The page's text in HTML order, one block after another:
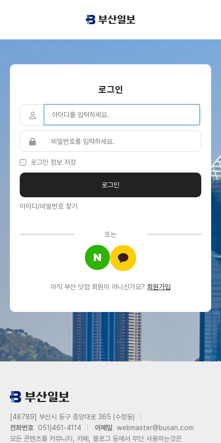
로그인
로그인 정보 저장
아이디/비밀번호 찾기
또는
아직 부산 닷컴 회원이 아니신가요? 회원가입
[48789] 부산시 동구 중앙대로 365 (수정동)
전화번호
051)461-4114 이메일
webmaster@busan.com
모든 콘텐츠를 커뮤니티, 카페, 블로그 등에서 무단 사용하는것은